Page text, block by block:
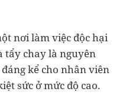
nơi làm việc độc hại
tẩy chay là nguyên
kể cho nhân viên
sức ở mức độ cao.